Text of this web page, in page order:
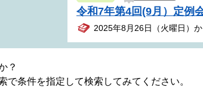
令和7年第4回(9月）定例
2025年8月26日（火曜日）
？
で条件を指定して検索してみてください。